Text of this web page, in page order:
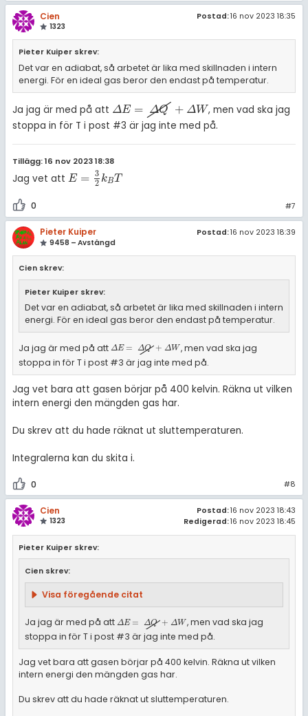
Cien
1323
Postad:16 nov 2023 18:35
Pieter Kuiper skrev:
Det var en adiabat, så arbetet är lika med skillnaden i intern
energi. För en ideal gas beror den endast på temperatur.
Ja jag är med på att ΔE = ΔQ + ΔW
ΔE=ΔQ+ ΔW
, men vad ska jag
stoppa in för T i post #3 är jag inte med på.
Tillägg: 16 nov 2023 18:38
Jag vet att E = 3
2 kBT
E= 32 kBT
0 #7
Pieter Kuiper
9458 – Avstängd
Postad:16 nov 2023 18:39
Cien skrev:
Pieter Kuiper skrev:
Det var en adiabat, så arbetet är lika med skillnaden i intern
energi. För en ideal gas beror den endast på temperatur.
Ja jag är med på att ΔE = ΔQ + ΔW
ΔE=ΔQ+ΔW
, men vad ska jag
stoppa in för T i post #3 är jag inte med på.
Jag vet bara att gasen börjar på 400 kelvin. Räkna ut vilken
intern energi den mängden gas har.
Du skrev att du hade räknat ut sluttemperaturen.
Integralerna kan du skita i.
0 #8
Cien
1323
Postad:16 nov 2023 18:43
Redigerad:16 nov 2023 18:45
Pieter Kuiper skrev:
Cien skrev:
Visa föregående citat
Ja jag är med på att ΔE = ΔQ + ΔW
ΔE=ΔQ+ΔW
, men vad ska jag
stoppa in för T i post #3 är jag inte med på.
Jag vet bara att gasen börjar på 400 kelvin. Räkna ut vilken
intern energi den mängden gas har.
Du skrev att du hade räknat ut sluttemperaturen.